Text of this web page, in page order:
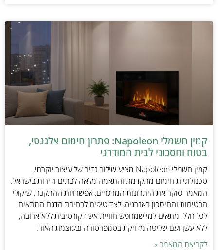
קמין חשמלי Napoleon: פתרון חימום אלגנטי,
בטוח וחסכוני לבית המודרני
קמין חשמלי Napoleon מציע שילוב נדיר של עיצוב יוקרתי,
טכנולוגיית חימום מתקדמת והתאמה מלאה לבתים ודירות בישראל.
המאמר סוקר את היתרונות המרכזיים, אפשרויות ההתקנה, שיקולי
הבטיחות והחיסכון באנרגיה, לצד טיפים לבחירת הדגם המתאים
לכל חלל. מתאים למי שמחפש חוויית אש דקורטיבית ללא ארובה,
ללא עשן ועם שליטה מדויקת בטמפרטורה ובעוצמת האור.
לקריאת המאמר »